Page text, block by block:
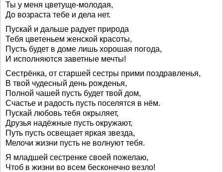
Ты у меня цветуще-молодая,
До возраста тебе и дела нет.
Пускай и дальше радует природа
Тебя цветеньем женской красоты,
Пусть будет в доме лишь хорошая погода,
И исполняются заветные мечты!
Сестрёнка, от старшей сестры прими поздравленья,
В твой чудесный день рожденья,
Полной чашей пусть будет твой дом,
Счастье и радость пусть поселятся в нём.
Пускай любовь тебя окрыляет,
Друзья надёжные пусть окружают,
Путь пусть освещает яркая звезда,
Мелочи жизни пусть не волнуют тебя.
Я младшей сестренке своей пожелаю,
Чтоб в жизни во всем бесконечно везло!